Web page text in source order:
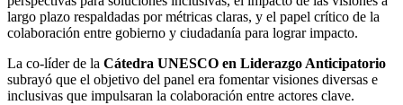
largo plazo respaldadas por métricas claras, y el papel crítico de la
colaboración entre gobierno y ciudadanía para lograr impacto.
La co-líder de la Cátedra UNESCO en Liderazgo Anticipatorio
subrayó que el objetivo del panel era fomentar visiones diversas e
inclusivas que impulsaran la colaboración entre actores clave.